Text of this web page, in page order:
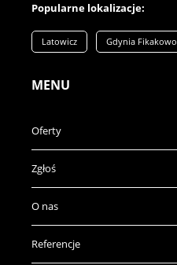
Popularne lokalizacje:
Latowicz Gdynia Fikakowo
MENU
Oferty
Zgłoś
O nas
Referencje